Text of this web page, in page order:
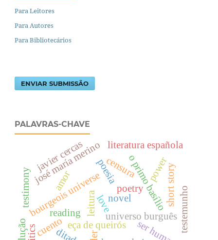
Para Leitores
Para Autores
Para Bibliotecários
ENVIAR SUBMISSÃO
PALAVRAS-CHAVE
eça de queirós
leitura o primo basílio
universo burguês
bourgeois universe
power
reading
amor poesia
love
poetry
cuento
josé maría merino literatura española
short story
testemunho
testimony
javier cercas censura
novel